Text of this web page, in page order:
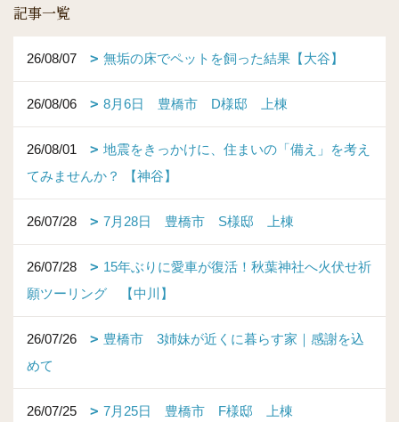
記事一覧
26/08/07 無垢の床でペットを飼った結果【大谷】
26/08/06 8月6日 豊橋市 D様邸 上棟
26/08/01
地震をきっかけに、住まいの「備え」を考え
てみませんか？ 【神谷】
26/07/28 7月28日 豊橋市 S様邸 上棟
26/07/28
15年ぶりに愛車が復活！秋葉神社へ火伏せ祈
願ツーリング 【中川】
26/07/26
豊橋市 3姉妹が近くに暮らす家｜感謝を込
めて
26/07/25 7月25日 豊橋市 F様邸 上棟